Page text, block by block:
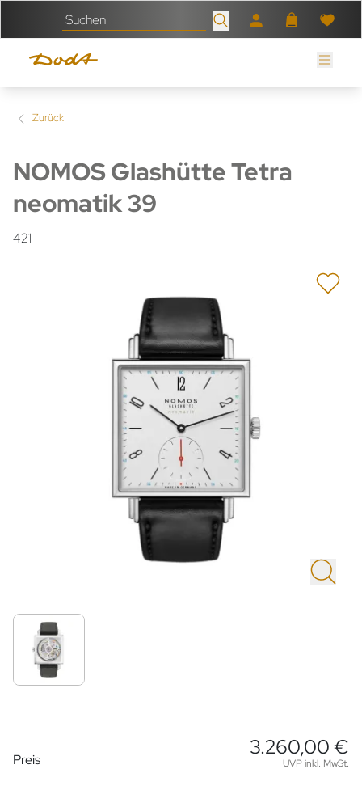
Zurück
NOMOS Glashütte Tetra
neomatik 39
421
Preisinformationen
Preis
3.260,00 €
UVP inkl. MwSt.